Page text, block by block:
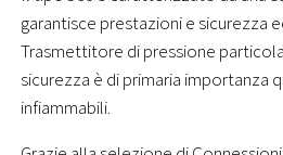
garantisce prestazioni e sicurezza
Trasmettitore di pressione
sicurezza è di primaria importanza
infiammabili.